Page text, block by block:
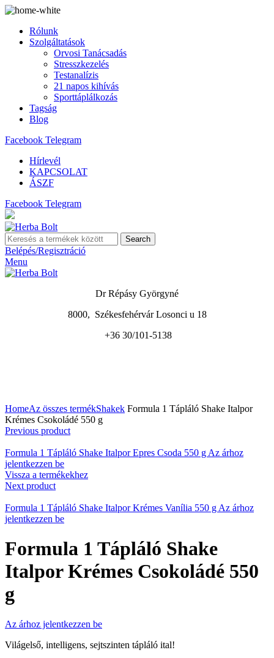
Rólunk
Szolgáltatások
Orvosi Tanácsadás
Stresszkezelés
Testanalízis
21 napos kihívás
Sporttáplálkozás
Tagság
Blog
Facebook Telegram
Hírlevél
KAPCSOLAT
ÁSZF
Facebook Telegram
Search
Belépés/Regisztráció
Menu
Dr Répásy Györgyné
8000, Székesfehérvár Losonci u 18
+36 30/101-5138
HomeAz összes termékShakek Formula 1 Tápláló Shake Italpor
Krémes Csokoládé 550 g
Previous product
Formula 1 Tápláló Shake Italpor Epres Csoda 550 g Az árhoz
jelentkezzen be
Vissza a termékekhez
Next product
Formula 1 Tápláló Shake Italpor Krémes Vanília 550 g Az árhoz
jelentkezzen be
Formula 1 Tápláló Shake
Italpor Krémes Csokoládé 550
g
Az árhoz jelentkezzen be
Világelső, intelligens, sejtszinten tápláló ital!